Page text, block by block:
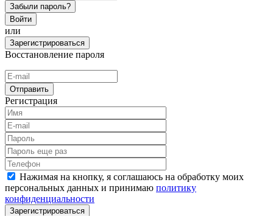
Забыли пароль?
Войти
или
Зарегистрироваться
Восстановление пароля
Отправить
Регистрация
Нажимая на кнопку, я соглашаюсь на обработку моих
персональных данных и принимаю политику
конфиденциальности
Зарегистрироваться